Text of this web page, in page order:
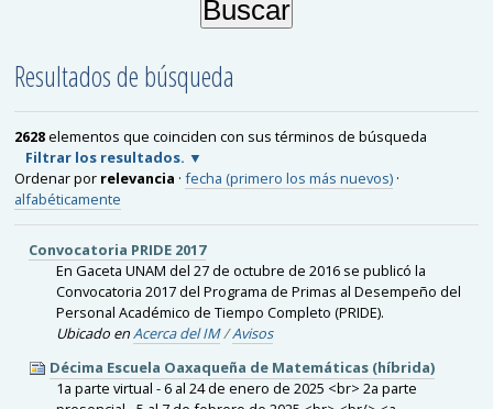
Resultados de búsqueda
2628elementos que coinciden con sus términos de búsqueda
Filtrar los resultados.
Ordenar por relevancia · fecha (primero los más nuevos) ·
alfabéticamente
Convocatoria PRIDE 2017
En Gaceta UNAM del 27 de octubre de 2016 se publicó la
Convocatoria 2017 del Programa de Primas al Desempeño del
Personal Académico de Tiempo Completo (PRIDE).
Ubicado en Acerca del IM/Avisos
Décima Escuela Oaxaqueña de Matemáticas (híbrida)
1a parte virtual - 6 al 24 de enero de 2025 <br> 2a parte